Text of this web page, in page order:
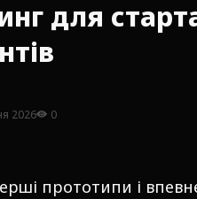
для
2026 0
прототипи і